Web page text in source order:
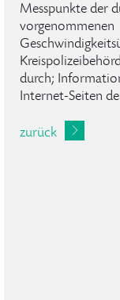
Messpunkte der
vorgenommenen
durch;
Internet-Seiten
zurück